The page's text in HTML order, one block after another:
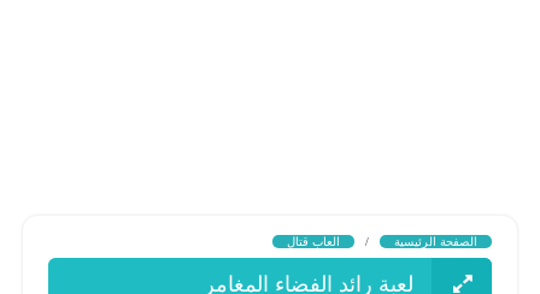
الصفحة الرئيسية / العاب قتال
لعبة رائد الفضاء المغامر